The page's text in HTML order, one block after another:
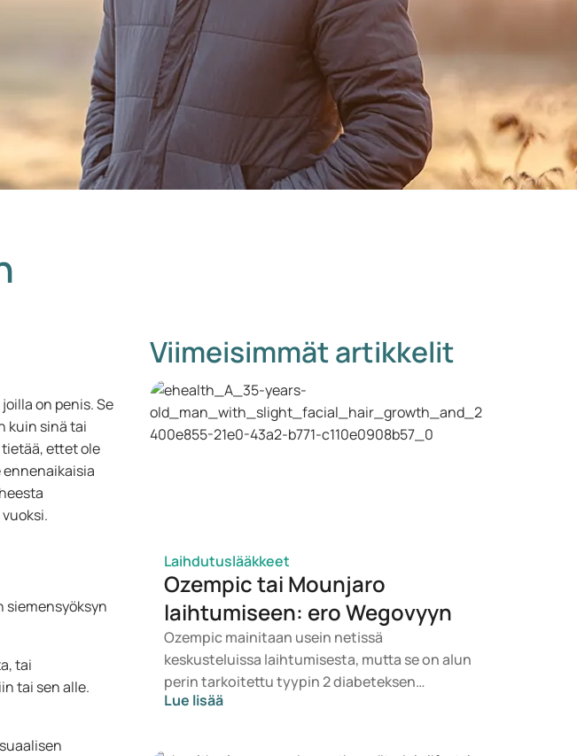
on penis. Se
kuin sinä tai
ettet ole
ennenaikaisia
siemensyöksyn
tai
tai sen alle.
Viimeisimmät artikkelit
Laihdutuslääkkeet
Ozempic tai Mounjaro
laihtumiseen: ero Wegovyyn
Ozempic mainitaan usein netissä
keskusteluissa laihtumisesta, mutta se on alun
perin tarkoitettu tyypin 2 diabeteksen
hoitoon. Jos etsit lääkettä painonhallintaan,
Lue lisää